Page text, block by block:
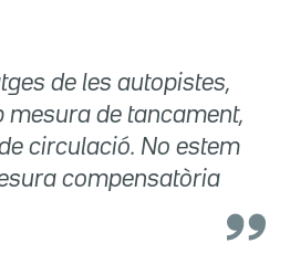
de les autopistes,
mesura de tancament,
circulació. No estem
compensatòria